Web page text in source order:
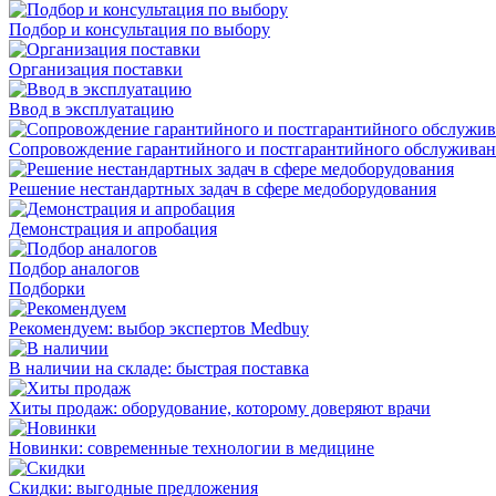
Подбор и консультация по выбору
Организация поставки
Ввод в эксплуатацию
Сопровождение гарантийного и постгарантийного
Решение нестандартных задач в сфере медоборудования
Демонстрация и апробация
Подбор аналогов
Подборки
Рекомендуем: выбор экспертов Medbuy
В наличии на складе: быстрая поставка
Хиты продаж: оборудование, которому доверяют врачи
Новинки: современные технологии в медицине
Скидки: выгодные предложения